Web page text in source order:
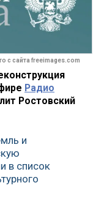
с сайта freeimages.com
Радио
Ростовский
и
в список